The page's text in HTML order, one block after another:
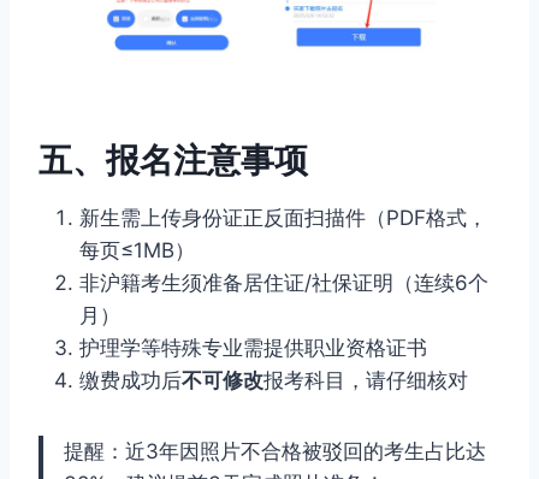
五、报名注意事项
新生需上传身份证正反面扫描件（PDF格式，
每页≤1MB）
非沪籍考生须准备居住证/社保证明（连续6个
月）
护理学等特殊专业需提供职业资格证书
缴费成功后不可修改报考科目，请仔细核对
提醒：近3年因照片不合格被驳回的考生占比达